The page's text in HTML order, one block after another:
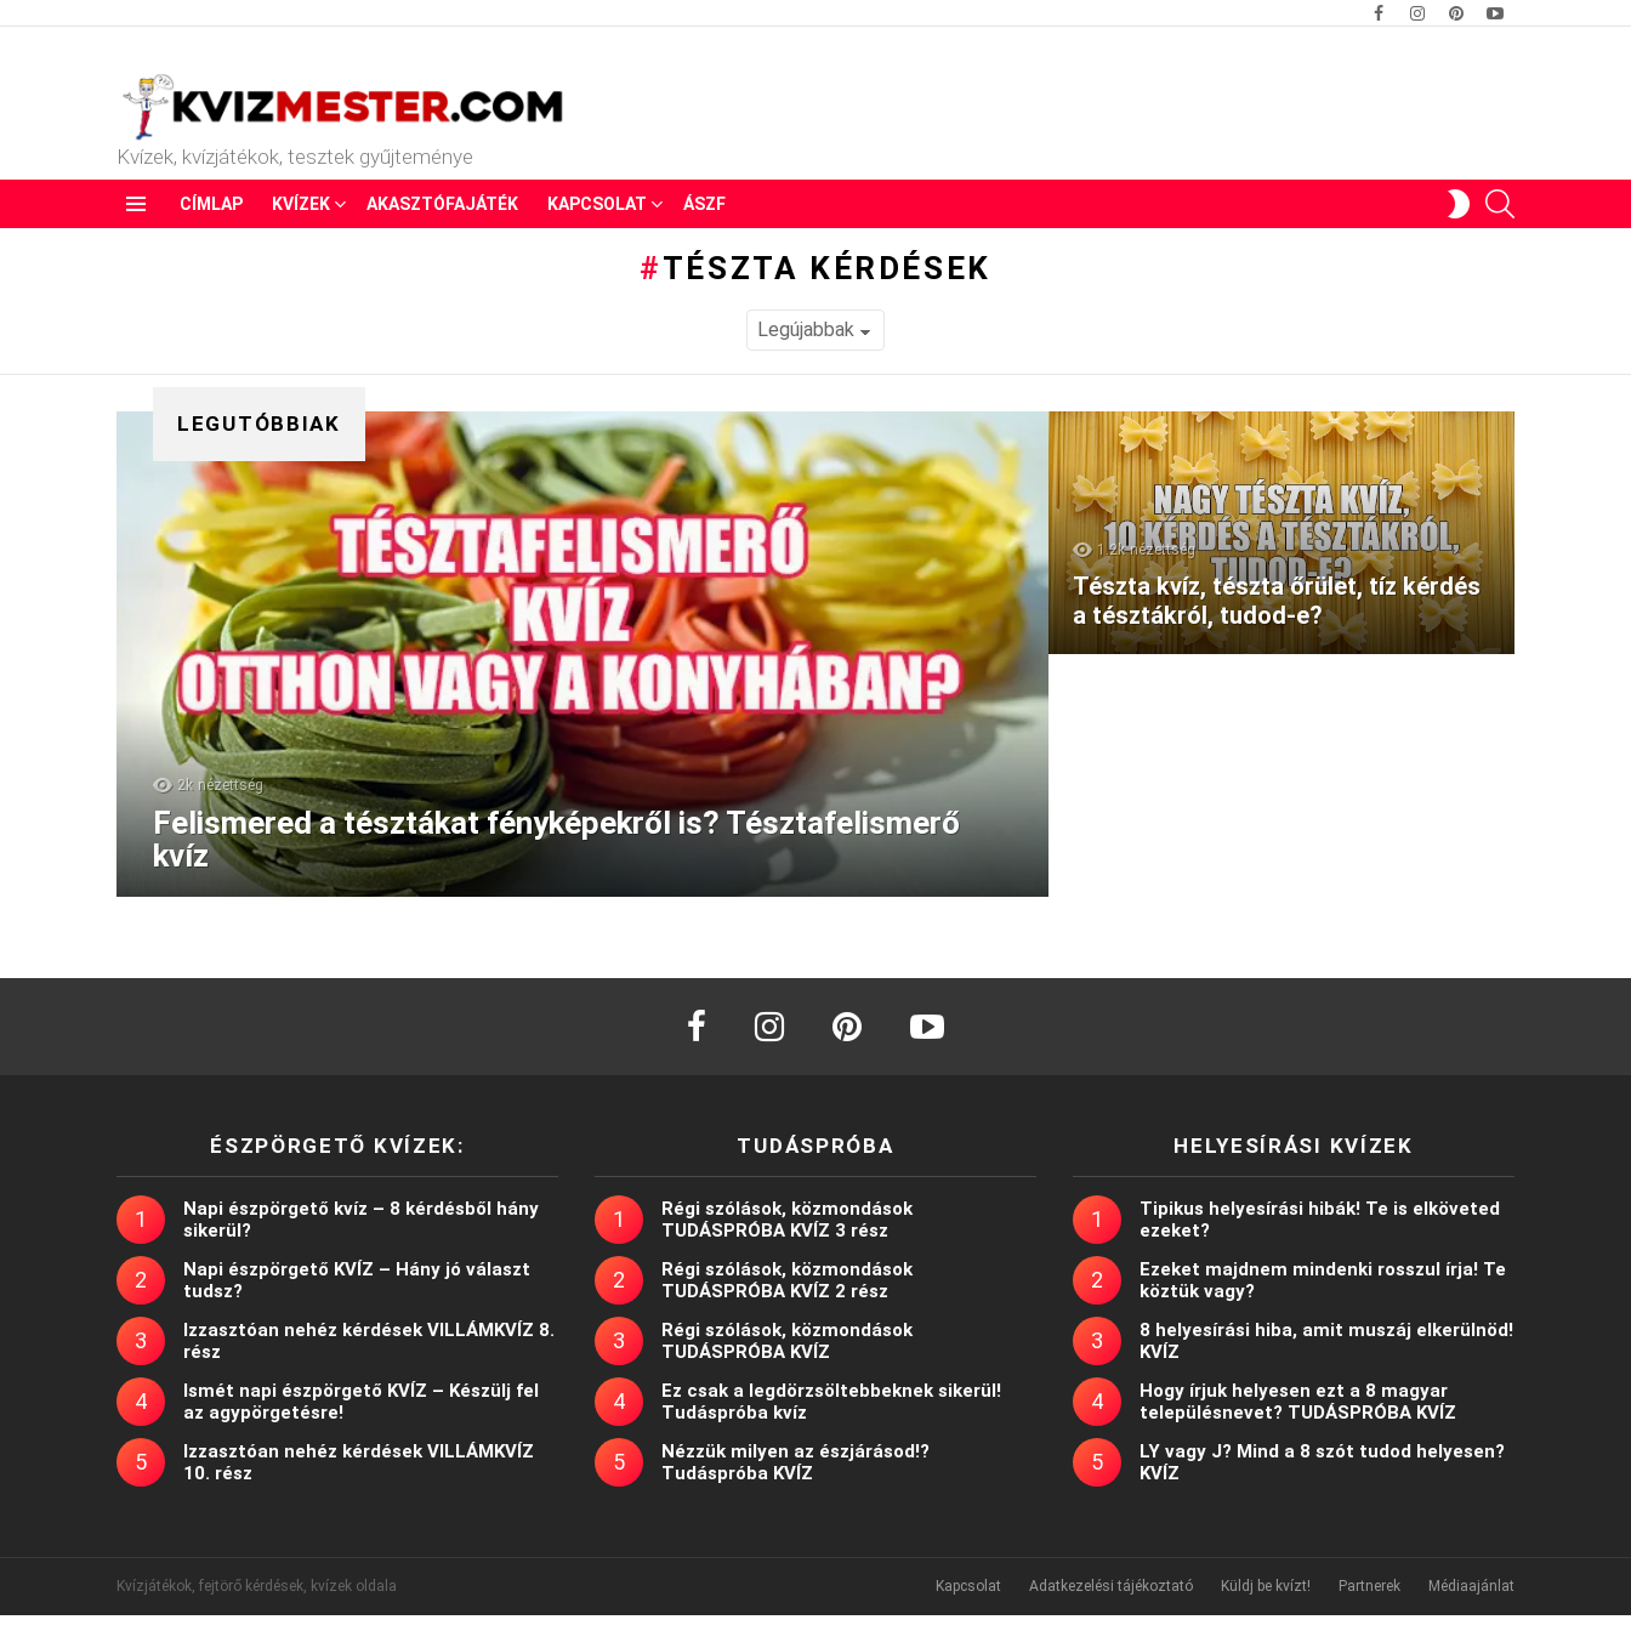
Kvízek, kvízjátékok, tesztek gyűjteménye
CÍMLAP KVÍZEK AKASZTÓFAJÁTÉK KAPCSOLAT ÁSZF
SWITCH
TÉSZTA KÉRDÉSEK
LEGUTÓBBIAK
2k nézettség
Felismered a tésztákat fényképekről is? Tésztafelismerő
kvíz
1.2k nézettség
Tészta kvíz, tészta őrület, tíz kérdés
a tésztákról, tudod-e?
facebook instagram
ÉSZPÖRGETŐ KVÍZEK:
Napi észpörgető kvíz – 8 kérdésből hány
sikerül?
Napi észpörgető KVÍZ – Hány jó választ
tudsz?
Izzasztóan nehéz kérdések VILLÁMKVÍZ 8.
rész
Ismét napi észpörgető KVÍZ – Készülj fel
az agypörgetésre!
Izzasztóan nehéz kérdések VILLÁMKVÍZ
10. rész
TUDÁSPRÓBA
Régi szólások, közmondások
TUDÁSPRÓBA KVÍZ 3 rész
Régi szólások, közmondások
TUDÁSPRÓBA KVÍZ 2 rész
Régi szólások, közmondások
TUDÁSPRÓBA KVÍZ
Ez csak a legdörzsöltebbeknek sikerül!
Tudáspróba kvíz
Nézzük milyen az észjárásod!?
Tudáspróba KVÍZ
HELYESÍRÁSI KVÍZEK
Tipikus helyesírási hibák! Te is elköveted
ezeket?
Ezeket majdnem mindenki rosszul írja! Te
köztük vagy?
8 helyesírási hiba, amit muszáj elkerülnöd!
KVÍZ
Hogy írjuk helyesen ezt a 8 magyar
településnevet? TUDÁSPRÓBA KVÍZ
LY vagy J? Mind a 8 szót tudod helyesen?
KVÍZ
Kvízjátékok, fejtörő kérdések, kvízek oldala Kapcsolat Adatkezelési tájékoztató Küldj be kvízt! Partnerek Médiaajánlat